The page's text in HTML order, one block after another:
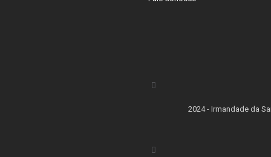
2024 - Irmandade da